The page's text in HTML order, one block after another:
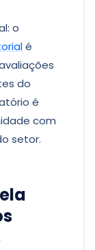
o
é
do
é
com
setor.